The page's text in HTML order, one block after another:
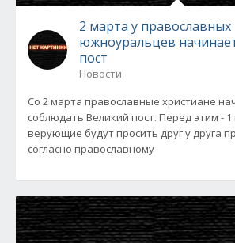
2 марта у православных
южноуральцев
пост
Новости
Со 2 марта православные христиане
соблюдать Великий пост. Перед этим -
верующие будут просить друг у друга
согласно православному